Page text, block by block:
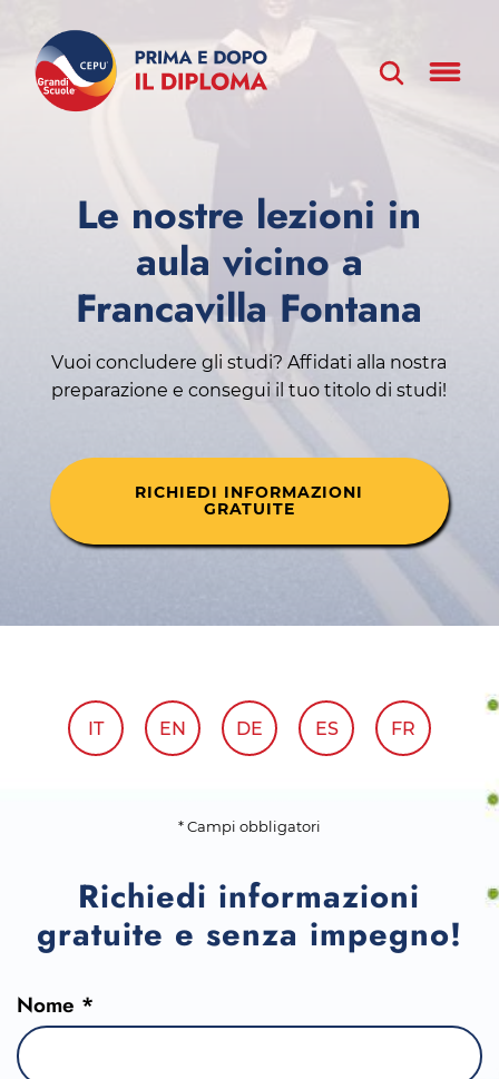
Le nostre lezioni in
aula vicino a
Francavilla Fontana
Vuoi concludere gli studi? Affidati alla nostra
preparazione e consegui il tuo titolo di studi!
RICHIEDI INFORMAZIONI
GRATUITE
IT EN DE ES FR
* Campi obbligatori
Richiedi informazioni
gratuite e senza impegno!
Nome *